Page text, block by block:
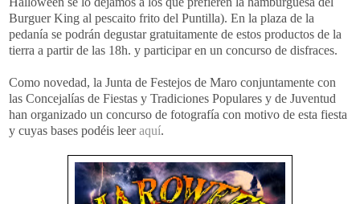
Burguer King al pescaito frito del Puntilla). En la plaza de la
pedanía se podrán degustar gratuitamente de estos productos de la
tierra a partir de las 18h. y participar en un concurso de disfraces.
Como novedad, la Junta de Festejos de Maro conjuntamente con
las Concejalías de Fiestas y Tradiciones Populares y de Juventud
han organizado un concurso de fotografía con motivo de esta fiesta
y cuyas bases podéis leeraquí.